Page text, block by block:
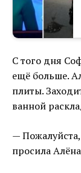
С того дня
ещё больше.
плиты.
ванной
—
просила